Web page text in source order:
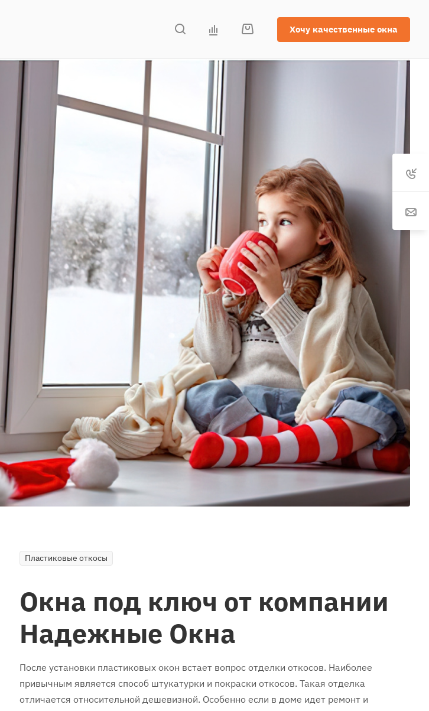
Хочу качественные окна
Пластиковые откосы
Окна под ключ от компании
Надежные Окна
После установки пластиковых окон встает вопрос отделки откосов. Наиболее
привычным является способ штукатурки и покраски откосов. Такая отделка
отличается относительной дешевизной. Особенно если в доме идет ремонт и